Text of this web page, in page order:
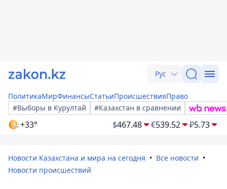
Рус
ПолитикаМирФинансыСтатьиПроисшествияПраво
#Выборы в Курултай
#Казахстан в сравнении
+33° $467.48 €539.52 ₽5.73
Новости Казахстана и мира на сегодня
Все новости
Новости происшествий